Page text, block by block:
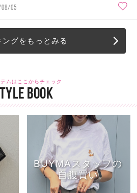
05
ングをもっとみる
ムはここからチェック
BOOK
BUYMAスタッフの
自腹買い